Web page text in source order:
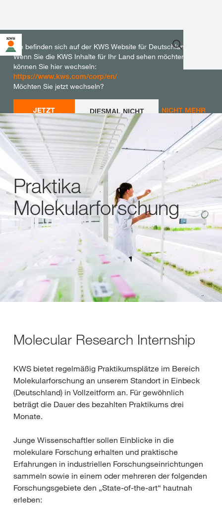
Sie befinden sich auf der KWS Website für Deutschland.
Wenn Sie die KWS Inhalte für Ihr Land sehen möchten,
können Sie hier wechseln:
https://www.kws.com/corp/en/
Möchten Sie jetzt wechseln?
JETZT
WECHSELN
DIESMAL NICHT
WECHSELN
NICHT MEHR
Praktika
Molekularforschung
Molecular Research Internship
KWS bietet regelmäßig Praktikumsplätze im Bereich
Molekularforschung an unserem Standort in Einbeck
(Deutschland) in Vollzeitform an. Für gewöhnlich
beträgt die Dauer des bezahlten Praktikums drei
Monate.
Junge Wissenschaftler sollen Einblicke in die
molekulare Forschung erhalten und praktische
Erfahrungen in industriellen Forschungseinrichtungen
sammeln sowie in einem oder mehreren der folgenden
Forschungsgebiete den „State-of-the-art“ hautnah
erleben: